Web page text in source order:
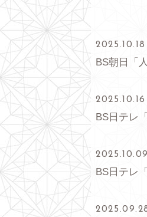
2025.10.18
BS朝日「
2025.10.16
BS日テレ
2025.10.09
BS日テレ